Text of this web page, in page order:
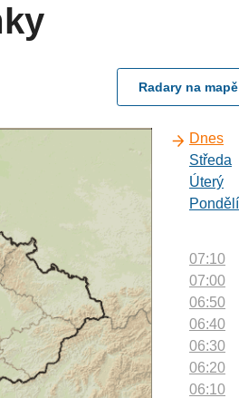
Radary na mapě
Dnes
Středa
Úterý
Pondělí
07:10
07:00
06:50
06:40
06:30
06:20
06:10